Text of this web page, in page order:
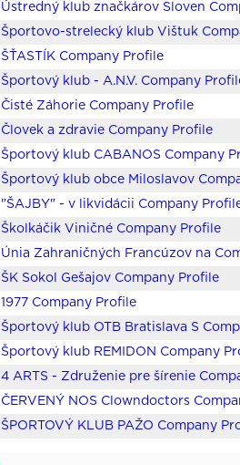
Ústredný klub značkárov Sloven
Športovo-strelecký klub Vištuk
ŠŤASTÍK Company Profile
Športový klub - A.N.V. Company
Čisté Záhorie Company Profile
Človek a zdravie Company Profile
Športový klub CABANOS Company
Športový klub obce Miloslavov
"ŠAJBY" - v likvidácii Company
Školkáčik Viničné Company Profile
Únia Zahraničných Francúzov na
ŠK Sokol Gešajov Company Profile
1977 Company Profile
Športový klub OTB Bratislava S
Športový klub REMIDON Company
4 ARTS - Združenie pre šírenie
ČERVENÝ NOS Clowndoctors
ŠPORTOVÝ KLUB PAŽO Company